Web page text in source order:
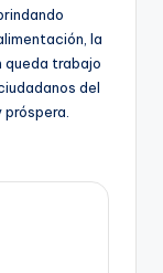
la
queda trabajo
del